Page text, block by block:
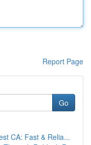
Report Page
Go
CA: Fast & Relia...